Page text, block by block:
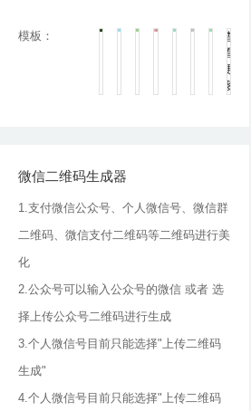
模板：
查
看
更
多
微信二维码生成器
1.支付微信公众号、个人微信号、微信群
二维码、微信支付二维码等二维码进行美
化
2.公众号可以输入公众号的微信 或者 选
择上传公众号二维码进行生成
3.个人微信号目前只能选择"上传二维码
生成"
4.个人微信号目前只能选择"上传二维码